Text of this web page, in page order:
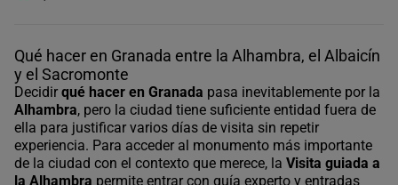
Qué hacer en Granada entre la Alhambra, el Albaicín
y el Sacromonte
Decidir qué hacer en Granada pasa inevitablemente por la
Alhambra, pero la ciudad tiene suficiente entidad fuera de
ella para justificar varios días de visita sin repetir
experiencia. Para acceder al monumento más importante
de la ciudad con el contexto que merece, la Visita guiada a
la Alhambra permite entrar con guía experto y entradas